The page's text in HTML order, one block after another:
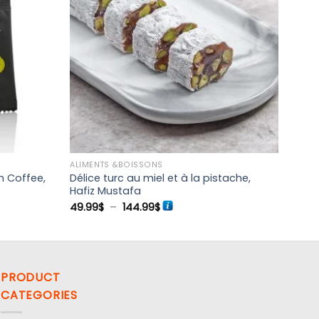
Ajouter à
souhaits
Coffee,
Ajouter à
la liste
de
souhaits
ALIMENTS &BOISSONS
Délice turc au miel et à la pistache,
Hafiz Mustafa
49.99$ – 144.99$Plage
de
à
PRODUCT
CATEGORIES